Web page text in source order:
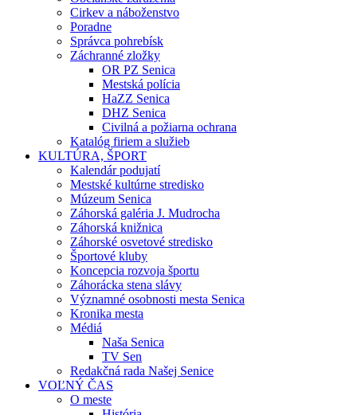
Cirkev a náboženstvo
Poradne
Správca pohrebísk
Záchranné zložky
OR PZ Senica
Mestská polícia
HaZZ Senica
DHZ Senica
Civilná a požiarna ochrana
Katalóg firiem a služieb
KULTÚRA, ŠPORT
Kalendár podujatí
Mestské kultúrne stredisko
Múzeum Senica
Záhorská galéria J. Mudrocha
Záhorská knižnica
Záhorské osvetové stredisko
Športové kluby
Koncepcia rozvoja športu
Záhorácka stena slávy
Významné osobnosti mesta Senica
Kronika mesta
Médiá
Naša Senica
TV Sen
Redakčná rada Našej Senice
VOĽNÝ ČAS
O meste